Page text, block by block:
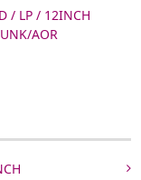
/ LP / 12INCH
AOR